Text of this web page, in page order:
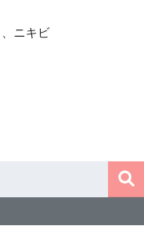
ニキビ